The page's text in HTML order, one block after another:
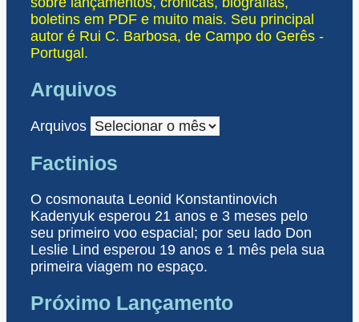
boletins em PDF e muito mais. Seu principal
autor é Rui C. Barbosa, de Campo do Gerês -
Portugal.
Arquivos
Arquivos
Factinios
O cosmonauta Leonid Konstantinovich
Kadenyuk esperou 21 anos e 3 meses pelo
seu primeiro voo espacial; por seu lado Don
Leslie Lind esperou 19 anos e 1 mês pela sua
primeira viagem no espaço.
Próximo Lançamento